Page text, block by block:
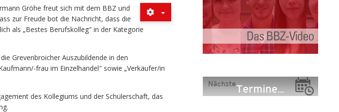
Gröhe freut sich mit dem BBZ und
zur Freude bot die Nachricht, dass die
als „Bestes Berufskolleg" in der Kategorie
Grevenbroicher Auszubildende in den
frau im Einzelhandel" sowie „Verkäufer/in
des Kollegiums und der Schülerschaft, das